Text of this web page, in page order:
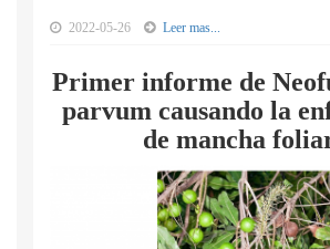
2022-05-26 Leer mas...
Primer informe de
parvum causando la
de mancha